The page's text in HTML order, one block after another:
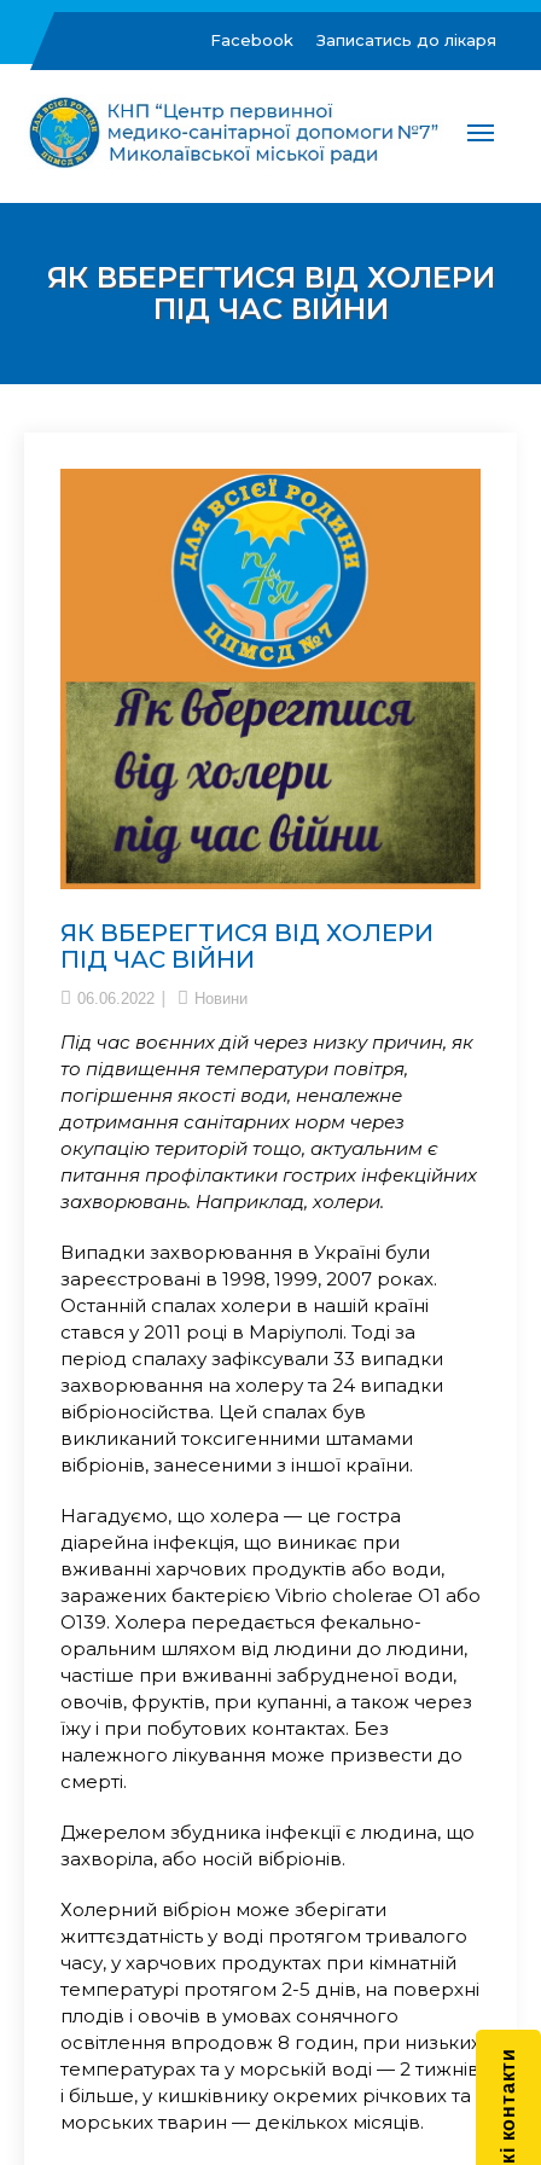
content
Facebook Записатись до лікаря
ЦПМСД №7 м.Миколаїв
первинної медико-санітарної допомоги №7"
ЯК ВБЕРЕГТИСЯ ВІД ХОЛЕРИ
ПІД ЧАС ВІЙНИ
ЯК ВБЕРЕГТИСЯ ВІД ХОЛЕРИ
ПІД ЧАС ВІЙНИ
06.06.2022 Новини
Під час воєнних дій через низку причин, як
то підвищення температури повітря,
погіршення якості води, неналежне
дотримання санітарних норм через
окупацію територій тощо, актуальним є
питання профілактики гострих інфекційних
захворювань. Наприклад, холери.
Випадки захворювання в Україні були
зареєстровані в 1998, 1999, 2007 роках.
Останній спалах холери в нашій країні
стався у 2011 році в Маріуполі. Тоді за
період спалаху зафіксували 33 випадки
захворювання на холеру та 24 випадки
вібріоносійства. Цей спалах був
викликаний токсигенними штамами
вібріонів, занесеними з іншої країни.
Нагадуємо, що холера — це гостра
діарейна інфекція, що виникає при
вживанні харчових продуктів або води,
заражених бактерією Vibrio cholerae О1 або
О139. Холера передається фекально-
оральним шляхом від людини до людини,
частіше при вживанні забрудненої води,
овочів, фруктів, при купанні, а також через
їжу і при побутових контактах. Без
належного лікування може призвести до
смерті.
Джерелом збудника інфекції є людина, що
захворіла, або носій вібріонів.
Холерний вібріон може зберігати
життєздатність у воді протягом тривалого
часу, у харчових продуктах при кімнатній
температурі протягом 2-5 днів, на поверхні
плодів і овочів в умовах сонячного
освітлення впродовж 8 годин, при низьких
температурах та у морській воді — 2 тижнів
і більше, у кишківнику окремих річкових та
морських тварин — декількох місяців.